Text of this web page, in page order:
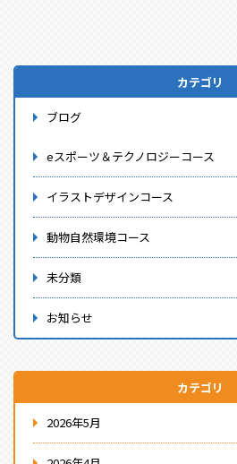
カテゴリ
ブログ
eスポーツ＆テクノロジーコース
イラストデザインコース
動物自然環境コース
未分類
お知らせ
カテゴリ
2026年5月